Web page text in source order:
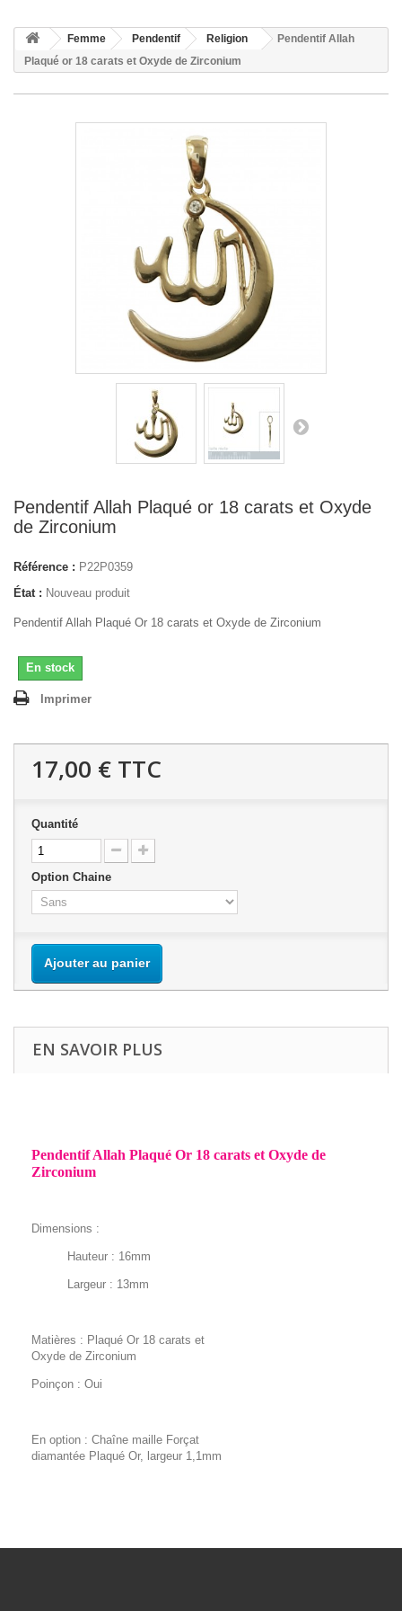
Femme Pendentif Religion
Pendentif Allah
Plaqué or 18 carats et Oxyde de Zirconium
Pendentif Allah Plaqué or 18 carats et Oxyde
de Zirconium
Référence : P22P0359
État : Nouveau produit
Pendentif Allah Plaqué Or 18 carats et Oxyde de Zirconium
En stock
Imprimer
17,00 € TTC
Quantité
Option Chaine
Ajouter au panier
EN SAVOIR PLUS
Pendentif Allah Plaqué Or 18 carats et Oxyde de
Zirconium
Dimensions :
Hauteur : 16mm
Largeur : 13mm
Matières : Plaqué Or 18 carats et
Oxyde de Zirconium
Poinçon : Oui
En option : Chaîne maille Forçat
diamantée Plaqué Or, largeur 1,1mm